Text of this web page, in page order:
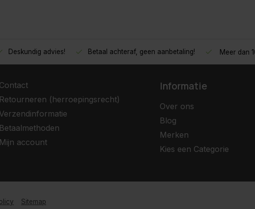
Deskundig advies! Betaal achteraf, geen aanbetaling! Meer dan
Contact
Retourneren (herroepingsrecht)
Verzendinformatie
Betaalmethoden
Mijn account
Informatie
Over ons
Blog
Merken
Kies een Categorie
Sitemap